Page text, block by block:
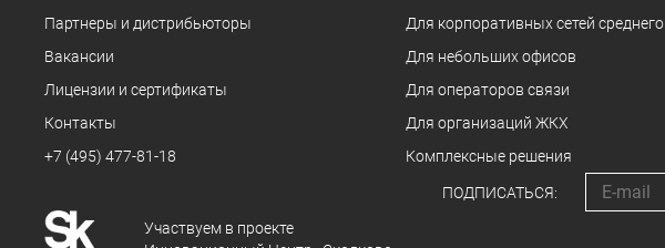
Партнеры и дистрибьюторы
Вакансии
Лицензии и сертификаты
Контакты
+7 (495) 477-81-18
Для корпоративных сетей
Для небольших офисов
Для операторов связи
Для организаций ЖКХ
Комплексные решения
Участвуем в проекте
ПОДПИСАТЬСЯ: